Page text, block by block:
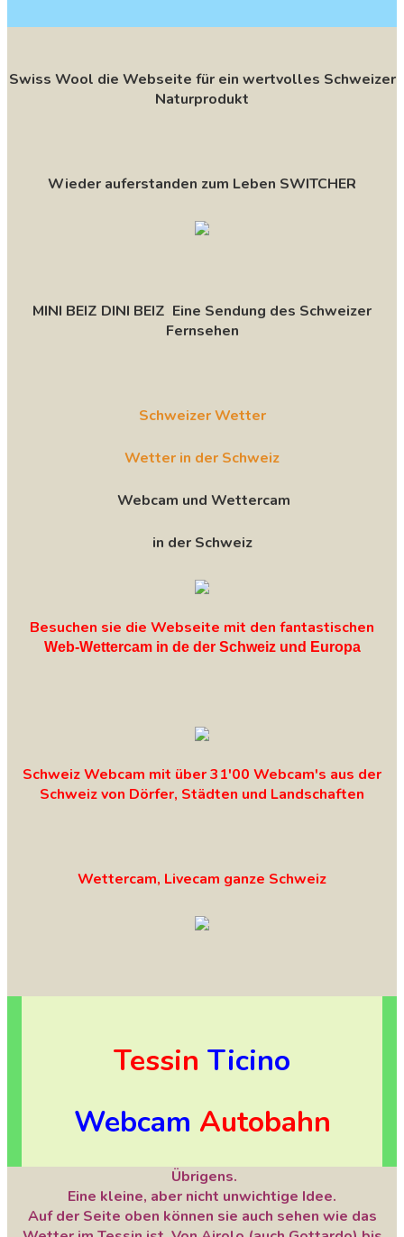
Swiss Wool die Webseite für ein wertvolles Schweizer
Naturprodukt
Wieder auferstanden zum Leben SWITCHER
MINI BEIZ DINI BEIZ Eine Sendung des Schweizer
Fernsehen
Schweizer Wetter
Wetter in der Schweiz
Webcam und Wettercam
in der Schweiz
Besuchen sie die Webseite mit den fantastischen
Web-Wettercam in de der Schweiz und Europa
Schweiz Webcam mit über 31'00 Webcam's aus der
Schweiz von Dörfer, Städten und Landschaften
Wettercam, Livecam ganze Schweiz
Tessin Ticino
Webcam Autobahn
Übrigens.
Eine kleine, aber nicht unwichtige Idee.
Auf der Seite oben können sie auch sehen wie das